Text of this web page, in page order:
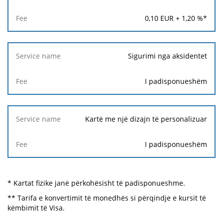
0,10 EUR + 1,20 %*
Sigurimi nga aksidentet
I padisponueshëm
Kartë me një dizajn të personalizuar
I padisponueshëm
* Kartat fizike janë përkohësisht të padisponueshme.
** Tarifa e konvertimit të monedhës si përqindje e kursit të
këmbimit të Visa.